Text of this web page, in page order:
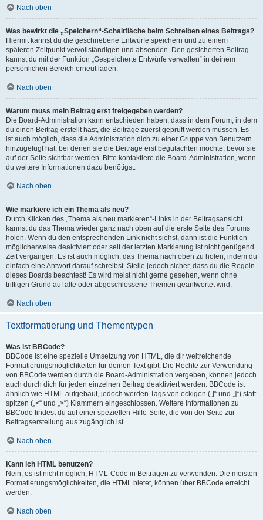
Nach oben
Was bewirkt die „Speichern“-Schaltfläche beim Schreiben eines Beitrags?
Hiermit kannst du die geschriebene Entwürfe speichern und zu einem
späteren Zeitpunkt vervollständigen und absenden. Den gesicherten Beitrag
kannst du mit der Funktion „Gespeicherte Entwürfe verwalten“ in deinem
persönlichen Bereich erneut laden.
Nach oben
Warum muss mein Beitrag erst freigegeben werden?
Die Board-Administration kann entschieden haben, dass in dem Forum, in dem
du einen Beitrag erstellt hast, die Beiträge zuerst geprüft werden müssen. Es
ist auch möglich, dass die Administration dich zu einer Gruppe von Benutzern
hinzugefügt hat, bei denen sie die Beiträge erst begutachten möchte, bevor sie
auf der Seite sichtbar werden. Bitte kontaktiere die Board-Administration, wenn
du weitere Informationen dazu benötigst.
Nach oben
Wie markiere ich ein Thema als neu?
Durch Klicken des „Thema als neu markieren“-Links in der Beitragsansicht
kannst du das Thema wieder ganz nach oben auf die erste Seite des Forums
holen. Wenn du den entsprechenden Link nicht siehst, dann ist die Funktion
möglicherweise deaktiviert oder seit der letzten Markierung ist nicht genügend
Zeit vergangen. Es ist auch möglich, das Thema nach oben zu holen, indem du
einfach eine Antwort darauf schreibst. Stelle jedoch sicher, dass du die Regeln
dieses Boards beachtest! Es wird meist nicht gerne gesehen, wenn ohne
triftigen Grund auf alte oder abgeschlossene Themen geantwortet wird.
Nach oben
Textformatierung und Thementypen
Was ist BBCode?
BBCode ist eine spezielle Umsetzung von HTML, die dir weitreichende
Formatierungsmöglichkeiten für deinen Text gibt. Die Rechte zur Verwendung
von BBCode werden durch die Board-Administration vergeben, können jedoch
auch durch dich für jeden einzelnen Beitrag deaktiviert werden. BBCode ist
ähnlich wie HTML aufgebaut, jedoch werden Tags von eckigen („[“ und „]“) statt
spitzen („<“ und „>“) Klammern eingeschlossen. Weitere Informationen zu
BBCode findest du auf einer speziellen Hilfe-Seite, die von der Seite zur
Beitragserstellung aus zugänglich ist.
Nach oben
Kann ich HTML benutzen?
Nein, es ist nicht möglich, HTML-Code in Beiträgen zu verwenden. Die meisten
Formatierungsmöglichkeiten, die HTML bietet, können über BBCode erreicht
werden.
Nach oben